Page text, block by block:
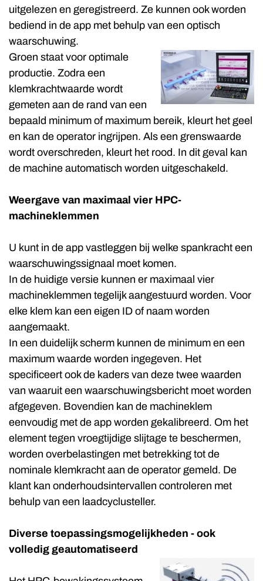
uitgelezen en geregistreerd. Ze kunnen ook worden
bediend in de app met behulp van een optisch
waarschuwing.
Groen staat voor optimale
productie. Zodra een
klemkrachtwaarde wordt
gemeten aan de rand van een
bepaald minimum of maximum bereik, kleurt het geel
en kan de operator ingrijpen. Als een grenswaarde
wordt overschreden, kleurt het rood. In dit geval kan
de machine automatisch worden uitgeschakeld.
Weergave van maximaal vier HPC-
machineklemmen
U kunt in de app vastleggen bij welke spankracht een
waarschuwingssignaal moet komen.
In de huidige versie kunnen er maximaal vier
machineklemmen tegelijk aangestuurd worden. Voor
elke klem kan een eigen ID of naam worden
aangemaakt.
In een duidelijk scherm kunnen de minimum en een
maximum waarde worden ingegeven. Het
specificeert ook de kaders van deze twee waarden
van waaruit een waarschuwingsbericht moet worden
afgegeven. Bovendien kan de machineklem
eenvoudig met de app worden gekalibreerd. Om het
element tegen vroegtijdige slijtage te beschermen,
worden overbelastingen met betrekking tot de
nominale klemkracht aan de operator gemeld. De
klant kan onderhoudsintervallen controleren met
behulp van een laadcyclusteller.
Diverse toepassingsmogelijkheden - ook
volledig geautomatiseerd